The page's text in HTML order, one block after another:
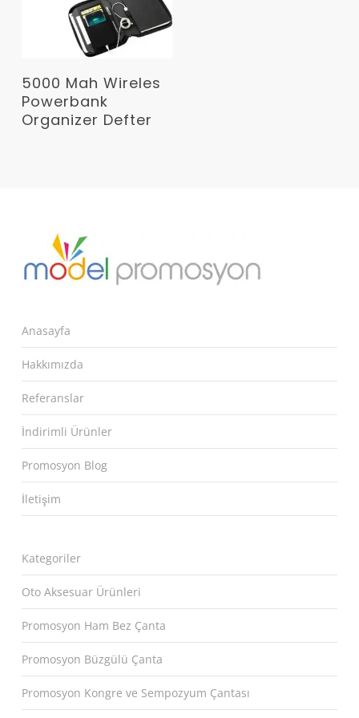
Devamını Oku
5000 Mah Wireles
Powerbank
Organizer Defter
Anasayfa
Hakkımızda
Referanslar
İndirimli Ürünler
Promosyon Blog
İletişim
Kategoriler
Oto Aksesuar Ürünleri
Promosyon Ham Bez Çanta
Promosyon Büzgülü Çanta
Promosyon Kongre ve Sempozyum Çantası